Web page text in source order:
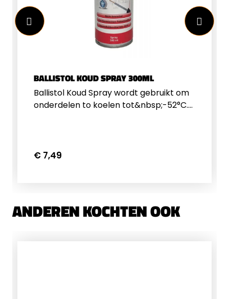
BALLISTOL KOUD SPRAY 300ML
Ballistol Koud Spray wordt gebruikt om
onderdelen to koelen tot&nbsp;-52°C.
Het wordt ook gebruikt voor het
€ 7,49
ANDEREN KOCHTEN OOK